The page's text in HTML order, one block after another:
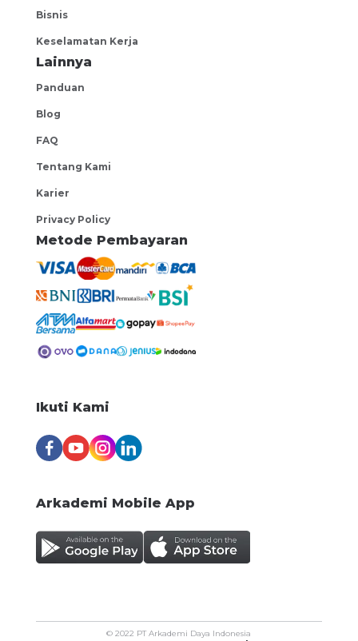
EF EFEKTA English for Adults
Account Manager Bekasi Area
Bandung
POS Head Samarinda
negotiable
Hino Finance Indonesia
negotiable
PT Pantja Artha Niaga
Jakarta Pusat
Bisnis
Keselamatan Kerja
Lainnya
Panduan
Blog
FAQ
Tentang Kami
Karier
Privacy Policy
Metode Pembayaran
Ikuti Kami
Arkademi Mobile App
© 2022 PT Arkademi Daya Indonesia